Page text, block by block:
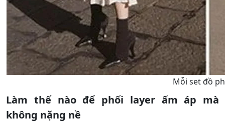
Mỗi set đồ
Làm thế nào để phối layer ấm áp mà
không nặng nề